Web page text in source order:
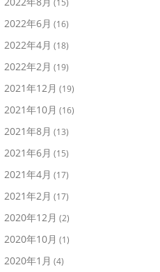
2022年6月 (16)
2022年4月 (18)
2022年2月 (19)
2021年12月 (19)
2021年10月 (16)
2021年8月 (13)
2021年6月 (15)
2021年4月 (17)
2021年2月 (17)
2020年12月 (2)
2020年10月 (1)
2020年1月 (4)